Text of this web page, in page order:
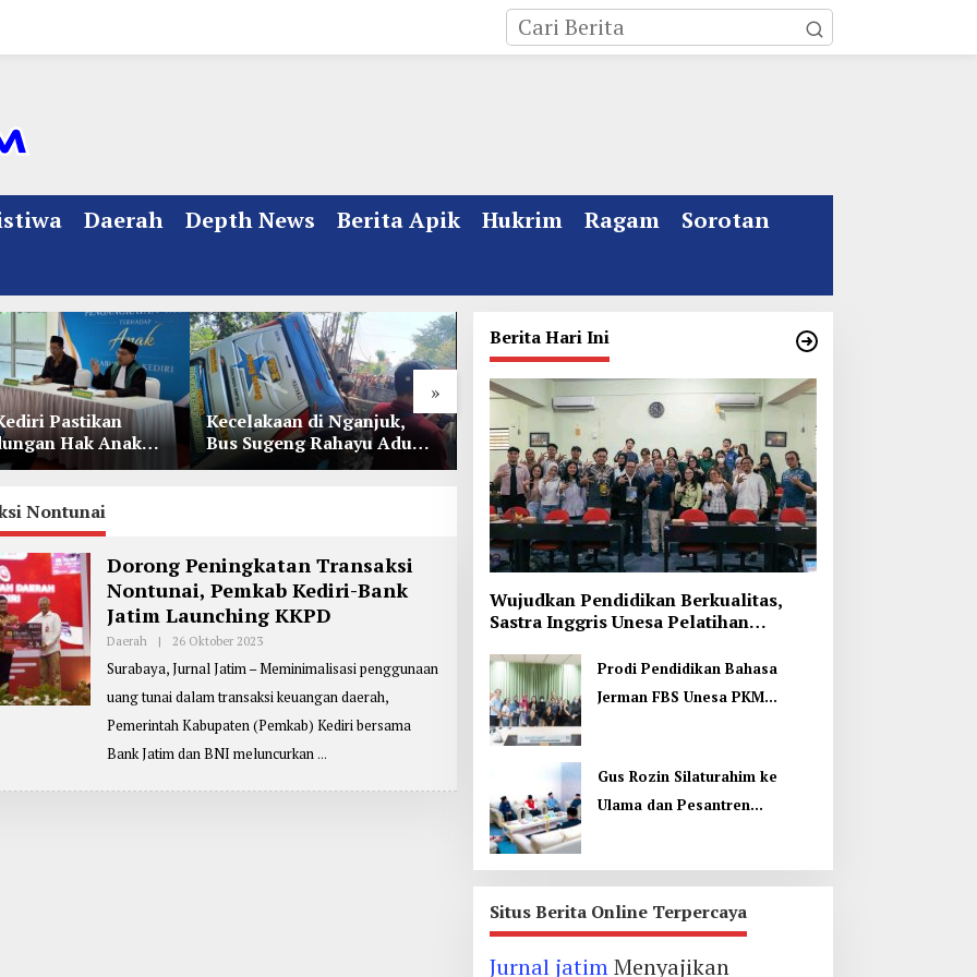
Daerah Depth News Berita Apik Hukrim Ragam
Sorotan
»
Pastikan
Hak Anak
Kecelakaan di Nganjuk,
Bus Sugeng Rahayu Adu
Banteng Dengan Dump
Kebakaran Rumah Mewah
di Jombang, ART Tewas
Diduga Menghirup Asap
Kata Gus Ipul Jelang
Muktamar ke 35 NU
Jombang: Panitia Gupuh,
Suguh, Lungguh
Nontunai
Dorong Peningkatan Transaksi
Nontunai, Pemkab Kediri-Bank
Jatim Launching KKPD
Daerah | 26 Oktober 2023O
E
P
E
N
G
I
I
Surabaya, Jurnal Jatim – Meminimalisasi penggunaan
uang tunai dalam transaksi keuangan daerah,
Pemerintah Kabupaten (Pemkab) Kediri bersama
Bank Jatim dan BNI meluncurkan
Berita Hari Ini
Wujudkan Pendidikan Berkualitas,
Sastra Inggris Unesa Pelatihan
Prodi Pendidikan Bahasa
Jerman FBS Unesa PKM
Gus Rozin Silaturahim ke
Ulama dan Pesantren
Situs Berita Online Terpercaya
Jurnal jatimMenyajikan